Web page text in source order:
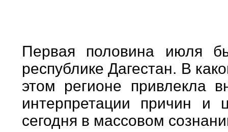
Первая половина июля
республике Дагестан. В
этом регионе привлекла
интерпретации причин и
сегодня в массовом